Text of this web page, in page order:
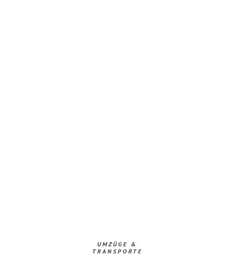
UMZÜGE &
TRANSPORTE